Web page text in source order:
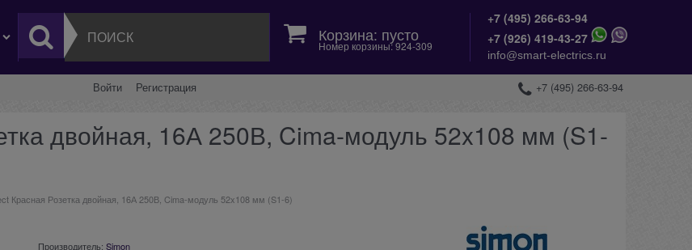
Корзина: пусто
Номер корзины: 924-309
+7 (495) 266-63-94
+7 (926) 419-43-27
info@smart-electrics.ru
Войти Регистрация +7 (495) 266-63-94
двойная, 16А 250В, Cima-модуль 52x108 мм (S1-
Красная Розетка двойная, 16А 250В, Cima-модуль 52x108 мм (S1-6)
Производитель: Simon